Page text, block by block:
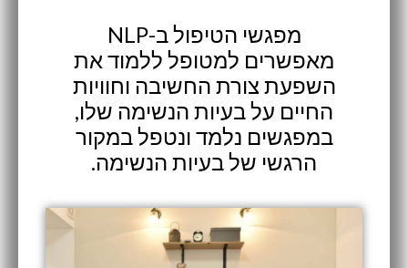
מפגשי הטיפול ב-NLP
מאפשרים למטופל ללמוד את
השפעת צורת החשיבה וחוויות
החיים על בעיות הנשימה שלו,
במפגשים נלמד ונטפל במקור
הרגשי של בעיות הנשימה.